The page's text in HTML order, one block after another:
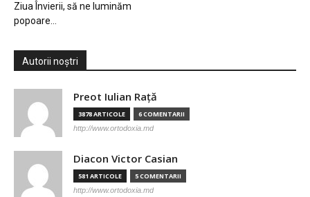
Ziua Învierii, să ne luminăm
popoare…
Autorii noștri
Preot Iulian Raţă
3878 ARTICOLE 6 COMENTARII
http://www.ortodoxia.md
Diacon Victor Casian
581 ARTICOLE 5 COMENTARII
http://www.ortodoxia.md